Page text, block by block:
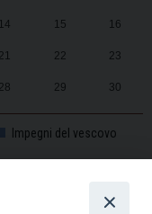
14 15 16
21 22 23
28 29 30
4 5 6
Impegni del vescovo
2025-2026